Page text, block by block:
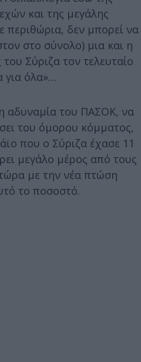
και της μεγάλης
δεν μπορεί να
στο σύνολο) μια και η
Σύριζα τον τελευταίο
για όλα»…
η αδυναμία του ΠΑΣΟΚ, να
του όμορου κόμματος,
που ο Σύριζα έχασε 11
μεγάλο μέρος από τους
με την νέα πτώση
το ποσοστό.